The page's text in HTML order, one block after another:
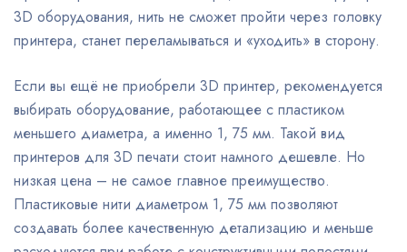
3D оборудования, нить не сможет пройти через головку
принтера, станет переламываться и «уходить» в сторону.
Если вы ещё не приобрели 3D принтер, рекомендуется
выбирать оборудование, работающее с пластиком
меньшего диаметра, а именно 1, 75 мм. Такой вид
принтеров для 3D печати стоит намного дешевле. Но
низкая цена – не самое главное преимущество.
Пластиковые нити диаметром 1, 75 мм позволяют
создавать более качественную детализацию и меньше